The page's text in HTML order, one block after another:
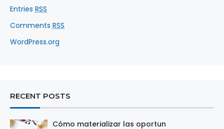
Entries RSS
Comments RSS
WordPress.org
RECENT POSTS
Cómo materializar las oportun